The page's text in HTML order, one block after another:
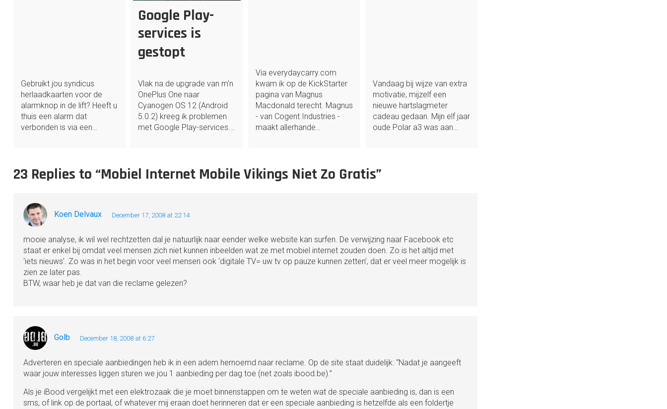
Gebruikt jou syndicus
herlaadkaarten voor de
alarmknop in de lift? Heeft u
thuis een alarm dat
verbonden is via een…
Google Play-
services is
gestopt
Vlak na de upgrade van m'n
OnePlus One naar
Cyanogen OS 12 (Android
5.0.2) kreeg ik problemen
met Google Play-services.…
Via everydaycarry.com
kwam ik op de KickStarter
pagina van Magnus
Macdonald terecht. Magnus
- van Cogent Industries -
maakt allerhande…
Vandaag bij wijze van extra
motivatie, mijzelf een
nieuwe hartslagmeter
cadeau gedaan. Mijn elf jaar
oude Polar a3 was aan…
23 Replies to “Mobiel Internet Mobile Vikings Niet Zo Gratis”
Koen Delvaux December 17, 2008 at 22:14
mooie analyse, ik wil wel rechtzetten dal je natuurlijk naar eender welke website kan surfen. De verwijzing naar Facebook etc
staat er enkel bij omdat veel mensen zich niet kunnen inbeelden wat ze met mobiel internet zouden doen. Zo is het altijd met
‘iets nieuws’. Zo was in het begin voor veel mensen ook ‘digitale TV= uw tv op pauze kunnen zetten’, dat er veel meer mogelijk is
zien ze later pas.
BTW, waar heb je dat van die reclame gelezen?
Golb December 18, 2008 at 6:27
Adverteren en speciale aanbiedingen heb ik in een adem hernoemd naar reclame. Op de site staat duidelijk: “Nadat je aangeeft
waar jouw interesses liggen sturen we jou 1 aanbieding per dag toe (net zoals ibood.be).”
Als je iBood vergelijkt met een elektrozaak die je moet binnenstappen om te weten wat de speciale aanbieding is, dan is een
sms, of link op de portaal, of whatever mij eraan doet herinneren dat er een speciale aanbieding is hetzelfde als een foldertje